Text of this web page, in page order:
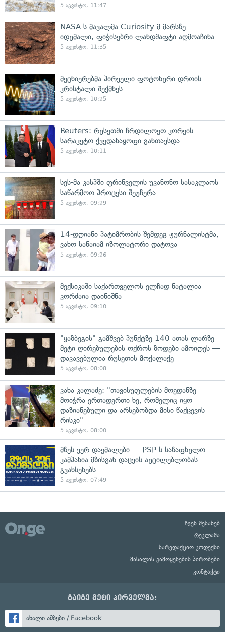
5 აგვისტო, 11:47
NASA-ს მავალმა Curiosity-მ მარსზე
იდუმალი, ფიჭისებრი ლანდშაფტი აღმოაჩინა
5 აგვისტო, 11:35
მეცნიერებმა პირველი ფოტონური დროის
კრისტალი შექმნეს
5 აგვისტო, 10:25
Reuters: რუსეთში ჩრდილოეთ კორეის
სარაკეტო ქვედანაყოფი განთავსდა
5 აგვისტო, 10:11
სეს-მა კასპში ფრინველის უკანონო სასაკლაოს
საწარმოო პროცესი შეუჩერა
5 აგვისტო, 09:29
14-დღიანი პატიმრობის შემდეგ ჟურნალისტმა,
ვახო სანაიამ იზოლატორი დატოვა
5 აგვისტო, 09:26
მექსიკაში საქართველოს ელჩად ნატალია
კორძაია დაინიშნა
5 აგვისტო, 09:10
"ყაზბეგის" გამშვებ პუნქტზე 140 ათას ლარზე
მეტი ღირებულების ოქროს ზოდები ამოიღეს —
დაკავებულია რუსეთის მოქალაქე
5 აგვისტო, 08:08
კახა კალაძე: "თავისუფლების მოედანზე
მოიჭრა ერთადერთი ხე, რომელიც იყო
დაზიანებული და არსებობდა მისი წაქცევის
რისკი"
5 აგვისტო, 08:00
მზეს ვერ დაემალები — PSP-ს საზაფხულო
კამპანია მზისგან დაცვის აუცილებლობას
გვახსენებს
5 აგვისტო, 07:49
ჩვენ შესახებ
რეკლამა
სარედაქციო კოდექსი
მასალის გამოყენების პირობები
კონტაქტი
გაიგე მეტი პირველმა:
ახალი ამბები / Facebook